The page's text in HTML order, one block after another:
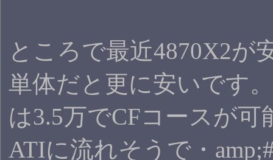
ところで最近4870X2が
単体だと更に安いです
は3.5万でCFコースが可
ATIに流れそうで・